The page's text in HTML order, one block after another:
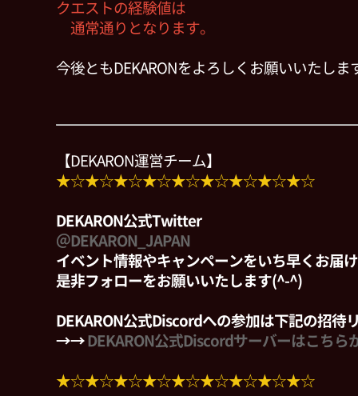
クエストの経験値は
通常通りとなります。
今後ともDEKARONをよろしくお願いいたしま
【DEKARON運営チーム】
★☆★☆★☆★☆★☆★☆★☆★☆★☆
DEKARON公式Twitter
＠DEKARON_JAPAN
イベント情報やキャンペーンをいち早くお届
是非フォローをお願いいたします(^-^)
DEKARON公式Discordへの参加は下記の招待
→→ DEKARON公式Discordサーバーはこちら
★☆★☆★☆★☆★☆★☆★☆★☆★☆